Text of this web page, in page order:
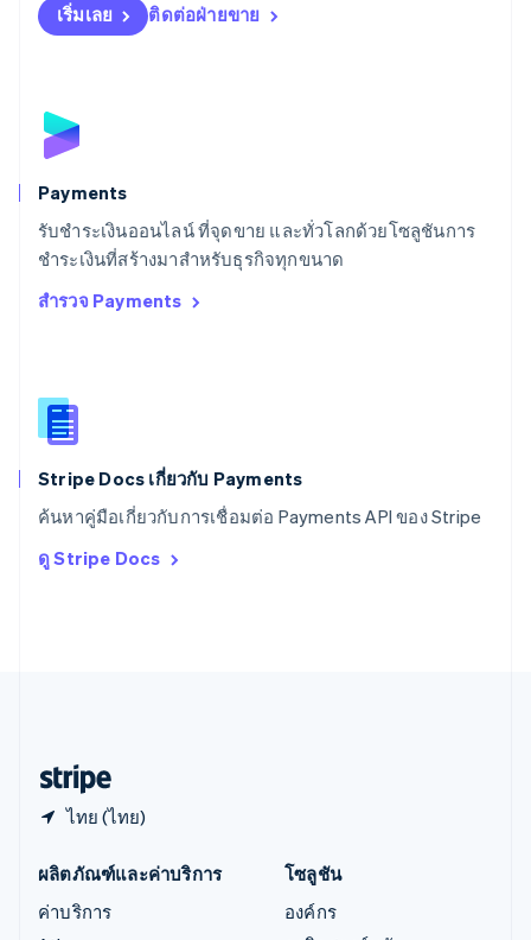
เริ่มเลย ติดต่อฝ่ายขาย
Payments
รับชำระเงินออนไลน์ ที่จุดขาย และทั่วโลกด้วยโซลูชันการ
ชำระเงินที่สร้างมาสำหรับธุรกิจทุกขนาด
สำรวจ Payments
Stripe Docs เกี่ยวกับ Payments
ค้นหาคู่มือเกี่ยวกับการเชื่อมต่อ Payments API ของ Stripe
ดู Stripe Docs
ไทย (ไทย)
สโลวาเกีย
English
Deutsch
สวีเดน
สหรัฐอเมริกา
English Español简体中文
สหรัฐอาหรับเอมิเรตส์
สหราชอาณาจักร
สิงคโปร์
English
ออสเตรเลีย
English
DeutschEnglish
ItalianoEnglish
ผลิตภัณฑ์และค่าบริการ
ค่าบริการ
โซลูชัน
องค์กร